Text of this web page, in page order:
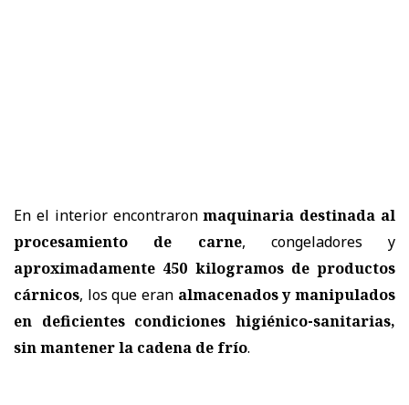
En el interior encontraronmaquinaria destinada al
procesamiento de carne, congeladores y
aproximadamente 450 kilogramos de productos
cárnicos, los que eran almacenados y manipulados
en deficientes condiciones higiénico-sanitarias,
sin mantener la cadena de frío.